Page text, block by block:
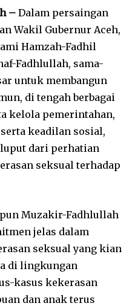
– Dalam persaingan
Wakil Gubernur Aceh,
Hamzah-Fadhil
Fadhlullah, sama-
untuk membangun
di tengah berbagai
kelola pemerintahan,
keadilan sosial,
dari perhatian
seksual terhadap
Muzakir-Fadhlullah
jelas dalam
seksual yang kian
di lingkungan
kasus kekerasan
dan anak terus